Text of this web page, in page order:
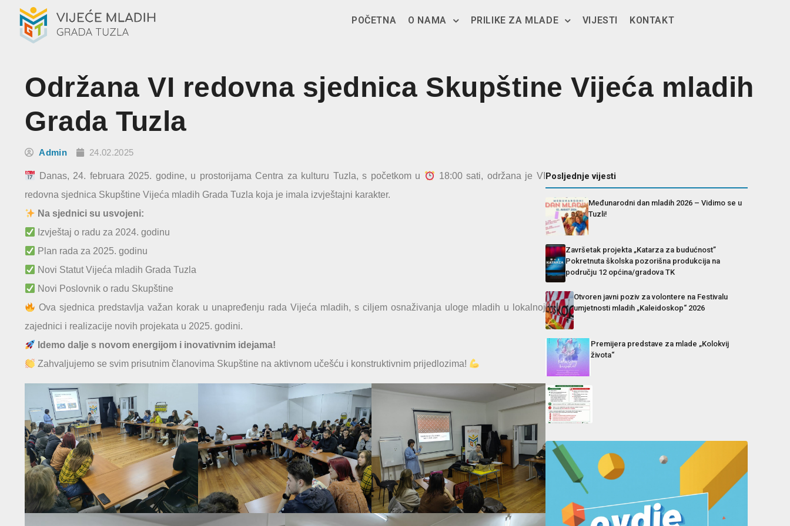
POČETNA O NAMA PRILIKE ZA MLADE VIJESTI KONTAKT
Održana VI redovna sjednica Skupštine Vijeća mladih
Grada Tuzla
Admin 24.02.2025
Danas, 24. februara 2025. godine, u prostorijama Centra za kulturu Tuzla, s početkom u
18:00 sati, održana je VI
redovna sjednica Skupštine Vijeća mladih Grada Tuzla koja je imala izvještajni karakter.
Na sjednici su usvojeni:
Izvještaj o radu za 2024. godinu
Plan rada za 2025. godinu
Novi Statut Vijeća mladih Grada Tuzla
Novi Poslovnik o radu Skupštine
Ova sjednica predstavlja važan korak u unapređenju rada Vijeća mladih, s ciljem osnaživanja uloge mladih u lokalnoj
zajednici i realizacije novih projekata u 2025. godini.
Idemo dalje s novom energijom i inovativnim idejama!
Zahvaljujemo se svim prisutnim članovima Skupštine na aktivnom učešću i konstruktivnim prijedlozima!
Posljednje vijesti
Međunarodni dan mladih 2026 – Vidimo se u
Tuzli!
Završetak projekta „Katarza za budućnost”
Pokretnuta školska pozorišna produkcija na
području 12 općina/gradova TK
Otvoren javni poziv za volontere na Festivalu
umjetnosti mladih „Kaleidoskop“ 2026
Premijera predstave za mlade „Kolokvij
života“